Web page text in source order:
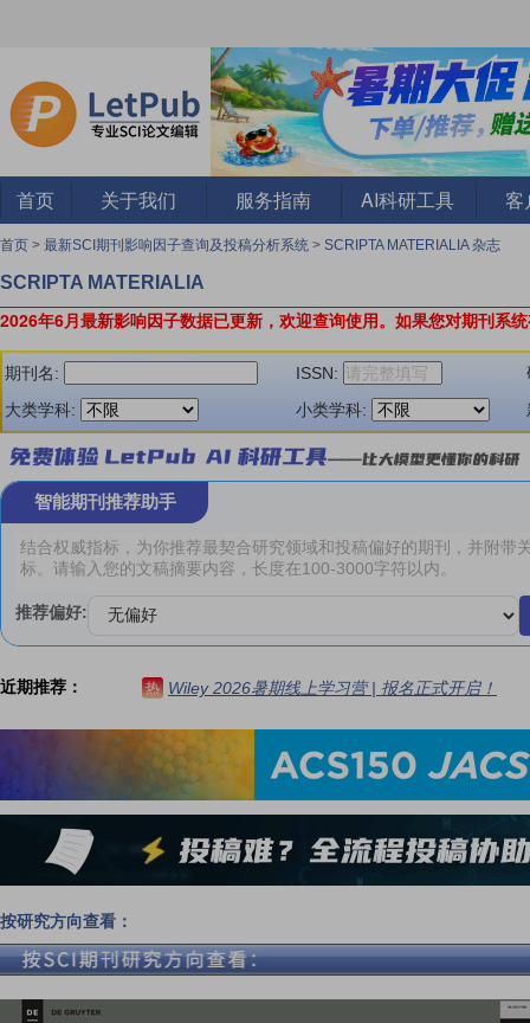
首页 关于我们 服务指南 AI科研工具 客
首页 > 最新SCI期刊影响因子查询及投稿分析系统 > SCRIPTA MATERIALIA 杂志
SCRIPTA MATERIALIA
2026年6月最新影响因子数据已更新，欢迎查询使用。 如果您对期刊系
期刊名: ISSN:
大类学科:
小类学科:
智能期刊推荐助手
推荐偏好:
近期推荐： 热 Wiley 2026暑期线上学习营 | 报名正式开启！
按研究方向查看：